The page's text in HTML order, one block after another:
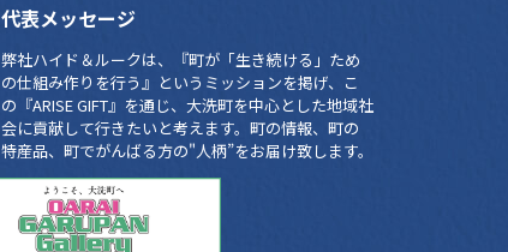
代表メッセージ
弊社ハイド＆ルークは、『町が「生き続ける」ため
の仕組み作りを行う』というミッションを掲げ、こ
の『ARISE GIFT』を通じ、大洗町を中心とした地域社
会に貢献して行きたいと考えます。町の情報、町の
特産品、町でがんばる方の"人柄”をお届け致します。